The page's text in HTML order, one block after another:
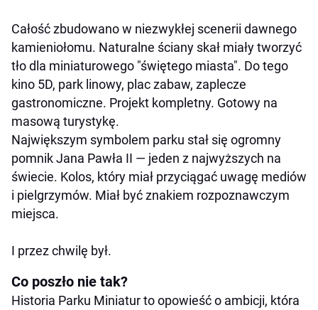
Całość zbudowano w niezwykłej scenerii dawnego
kamieniołomu. Naturalne ściany skał miały tworzyć
tło dla miniaturowego "świętego miasta". Do tego
kino 5D, park linowy, plac zabaw, zaplecze
gastronomiczne. Projekt kompletny. Gotowy na
masową turystykę.
Największym symbolem parku stał się ogromny
pomnik Jana Pawła II — jeden z najwyższych na
świecie. Kolos, który miał przyciągać uwagę mediów
i pielgrzymów. Miał być znakiem rozpoznawczym
miejsca.
I przez chwilę był.
Co poszło nie tak?
Historia Parku Miniatur to opowieść o ambicji, która